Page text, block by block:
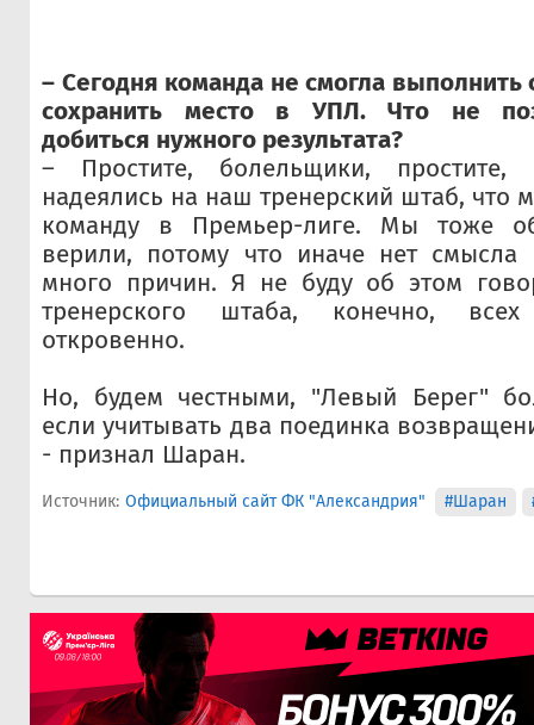
– Сегодня команда не смогла выполнить
сохранить место в УПЛ. Что не
добиться нужного результата?
– Простите, болельщики, простите,
надеялись на наш тренерский штаб, что
команду в Премьер-лиге. Мы тоже
верили, потому что иначе нет смысла
много причин. Я не буду об этом
тренерского штаба, конечно,
откровенно.
Но, будем честными, "Левый Берег"
если учитывать два поединка
- признал Шаран.
Источник: Официальный сайт ФК "Александрия" #Шаран